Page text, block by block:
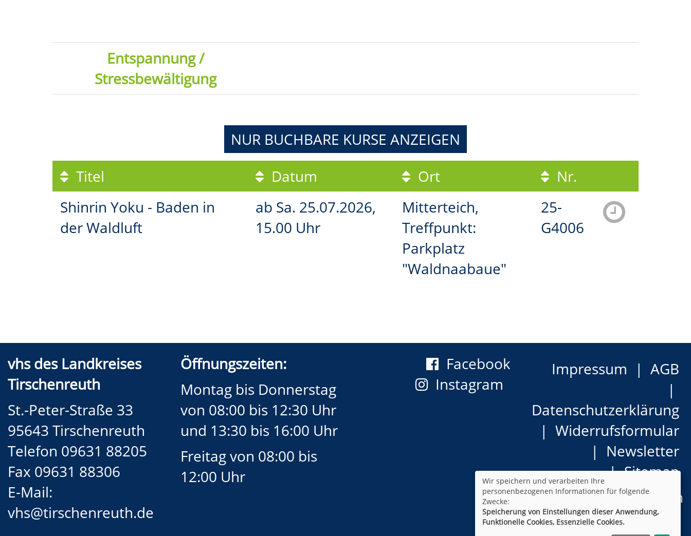
Entspannung /
Stressbewältigung
NUR BUCHBARE KURSE ANZEIGEN
Titel
Datum Ort
Nr.
Shinrin Yoku - Baden in
der Waldluft
ab Sa. 25.07.2026,
15.00 Uhr
Mitterteich,
Treffpunkt:
Parkplatz
"Waldnaabaue"
25-
G4006
vhs des Landkreises
Tirschenreuth
St.-Peter-Straße 33
95643 Tirschenreuth
Telefon 09631 88205
Fax 09631 88306
E-Mail:
vhs@tirschenreuth.de
Öffnungszeiten:
Montag bis Donnerstag
von 08:00 bis 12:30 Uhr
und 13:30 bis 16:00 Uhr
Freitag von 08:00 bis
12:00 Uhr
Facebook
Instagram
Impressum AGB
Datenschutzerklärung
Widerrufsformular
Newsletter
Sitemap
Cookie Einstellungen
Wir speichern und verarbeiten Ihre
personenbezogenen Informationen für folgende
Zwecke:
Speicherung von Einstellungen dieser Anwendung,
Funktionelle Cookies, Essenzielle Cookies.